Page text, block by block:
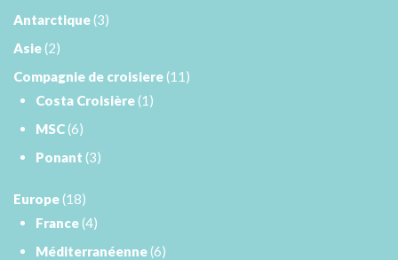
Antarctique(3)
Asie(2)
Compagnie de croisiere(11)
Costa Croisière(1)
MSC(6)
Ponant (3)
Europe(18)
France(4)
Méditerranéenne(6)